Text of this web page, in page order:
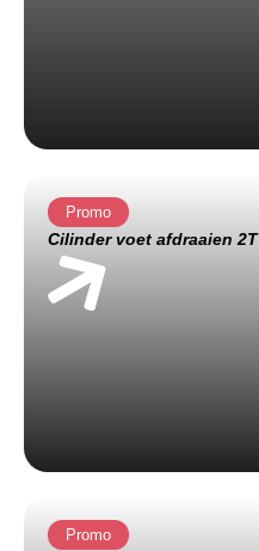
Promo
Cilinder voet afdraaien 2T
Promo